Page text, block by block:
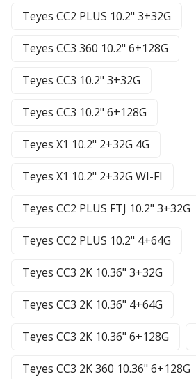
Teyes CC2 PLUS 10.2" 3+32G
Teyes CC3 360 10.2" 6+128G
Teyes CC3 10.2" 3+32G
Teyes CC3 10.2" 6+128G
Teyes X1 10.2" 2+32G 4G
Teyes X1 10.2" 2+32G WI-FI
Teyes CC2 PLUS FTJ 10.2" 3+32G
Teyes CC2 PLUS 10.2" 4+64G
Teyes CC3 2К 10.36" 3+32G
Teyes CC3 2К 10.36" 4+64G
Teyes CC3 2К 10.36" 6+128G
Teyes CC3 2K 360 10.36" 6+128G